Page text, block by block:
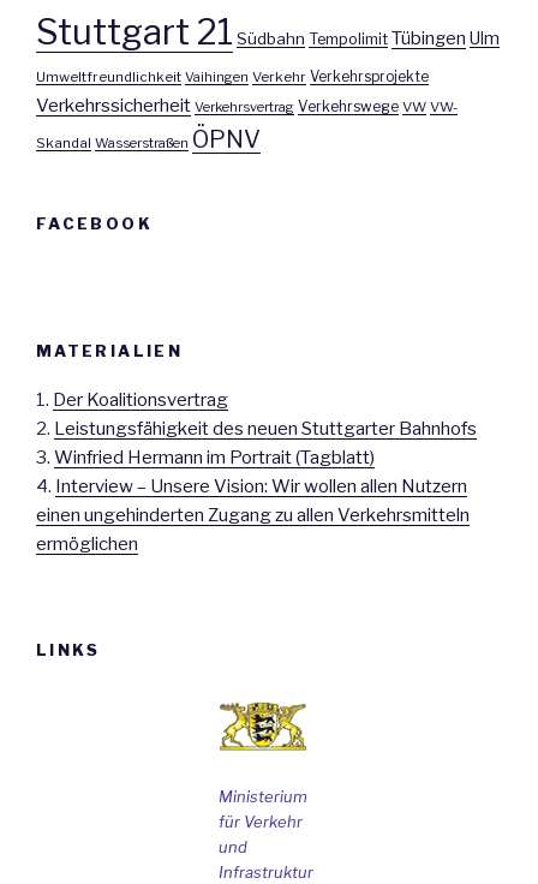
Stuttgart 21 Südbahn Tempolimit Tübingen Ulm
Umweltfreundlichkeit Vaihingen Verkehr Verkehrsprojekte
Verkehrssicherheit Verkehrsvertrag Verkehrswege VW VW-
Skandal Wasserstraßen ÖPNV
FACEBOOK
MATERIALIEN
1. Der Koalitionsvertrag
2. Leistungsfähigkeit des neuen Stuttgarter Bahnhofs
3. Winfried Hermann im Portrait (Tagblatt)
4. Interview – Unsere Vision: Wir wollen allen Nutzern
einen ungehinderten Zugang zu allen Verkehrsmitteln
ermöglichen
LINKS
Ministerium
für Verkehr
und
Infrastruktur